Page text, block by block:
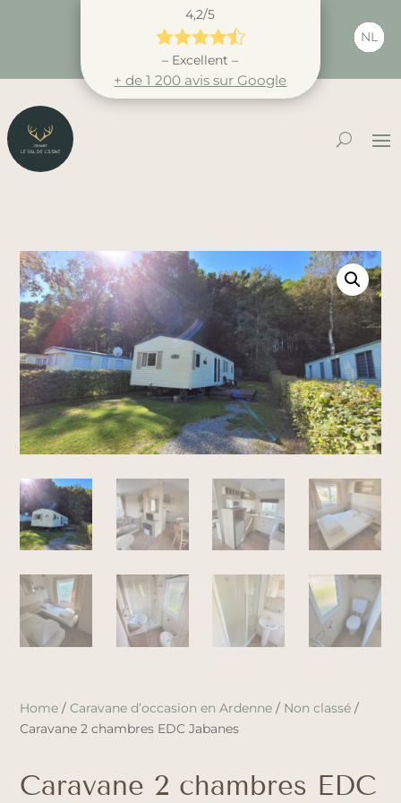
4,2/5

– Excellent –
+ de 1 200 avis sur Google
NL
Home /Caravane d’occasion en Ardenne / Non classé /
Caravane 2 chambres EDC Jabanes
Caravane 2 chambres EDC